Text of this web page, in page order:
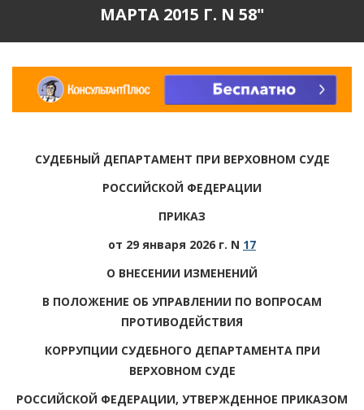
МАРТА 2015 Г. N 58"
СУДЕБНЫЙ ДЕПАРТАМЕНТ ПРИ ВЕРХОВНОМ СУДЕ
РОССИЙСКОЙ ФЕДЕРАЦИИ
ПРИКАЗ
от 29 января 2026 г. N 17
О ВНЕСЕНИИ ИЗМЕНЕНИЙ
В ПОЛОЖЕНИЕ ОБ УПРАВЛЕНИИ ПО ВОПРОСАМ
ПРОТИВОДЕЙСТВИЯ
КОРРУПЦИИ СУДЕБНОГО ДЕПАРТАМЕНТА ПРИ
ВЕРХОВНОМ СУДЕ
РОССИЙСКОЙ ФЕДЕРАЦИИ, УТВЕРЖДЕННОЕ ПРИКАЗОМ